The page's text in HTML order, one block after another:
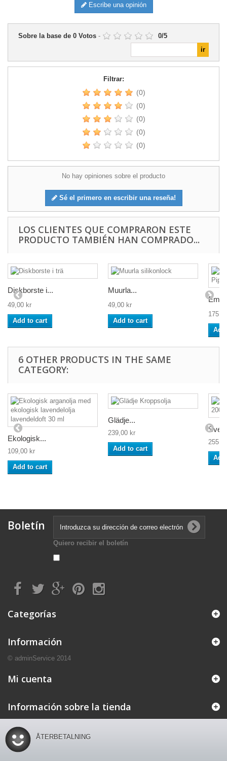
Escribe una opinión
Sobre la base de 0 Votos - 0/5
Filtrar:
(0)
(0)
(0)
(0)
(0)
No hay opiniones sobre el producto
Sé el primero en escribir una reseña!
LOS CLIENTES QUE COMPRARON ESTE
PRODUCTO TAMBIÉN HAN COMPRADO...
Diskborste i...
49,00 kr
Add to cart
Muurla...
49,00 kr
Add to cart
6 OTHER PRODUCTS IN THE SAME
CATEGORY:
Ekologisk...
109,00 kr
Add to cart
Glädje...
239,00 kr
Add to cart
Boletín
Quiero recibir el boletín
Categorías
Información
© adminService 2014
Mi cuenta
Información sobre la tienda
ÅTERBETALNING